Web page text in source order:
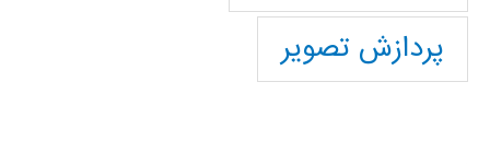
پردازش تصویر